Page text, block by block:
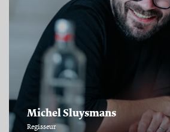
Michel Sluysmans
Regisseur